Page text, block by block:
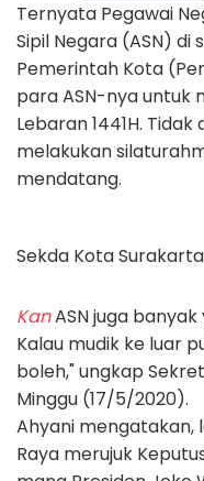
Ternyata Pegawai
Sipil Negara (ASN) di
Pemerintah Kota
para ASN-nya untuk
Lebaran 1441H.
melakukan
mendatang.
Sekda Kota
KanASN juga banyak
Kalau mudik ke luar
boleh," ungkap
Minggu (17/5/2020).
Ahyani mengatakan,
Raya merujuk